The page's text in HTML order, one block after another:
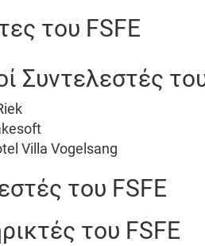
του FSFE
Συντελεστές
Villa Vogelsang
του FSFE
του FSFE